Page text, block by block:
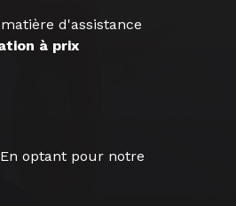
d'assistance
à prix
optant pour notre